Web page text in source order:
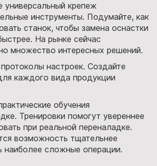
универсальный крепеж
инструменты. Подумайте, как
станок, чтобы замена оснастки
На рынке сейчас
множество интересных решений.
настроек. Создайте
каждого вида продукции
обучения
Тренировки помогут увереннее
при реальной переналадке.
возможность тщательнее
наиболее сложные операции.